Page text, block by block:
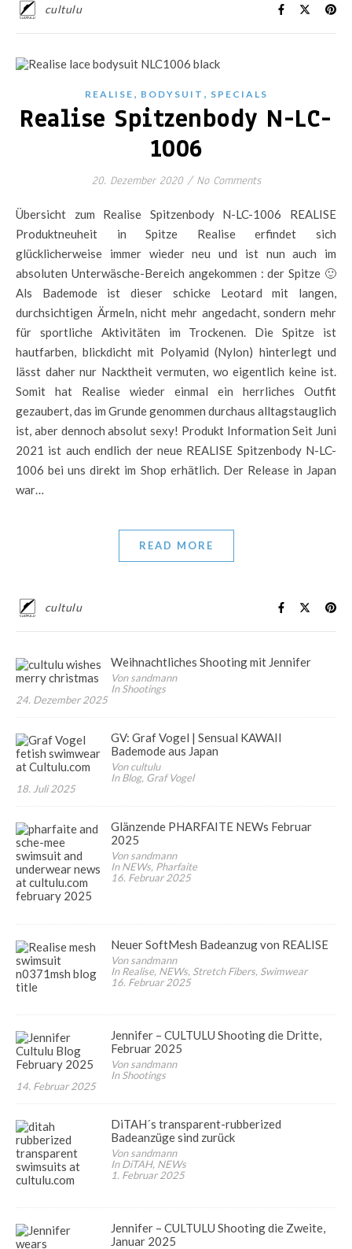
cultulu
REALISE , BODYSUIT , SPECIALS
Realise Spitzenbody N-LC-
1006
20. Dezember 2020 / No Comments
Übersicht zum Realise Spitzenbody N-LC-1006 REALISE
Produktneuheit in Spitze Realise erfindet sich
glücklicherweise immer wieder neu und ist nun auch im
absoluten Unterwäsche-Bereich angekommen : der Spitze 🙂
Als Bademode ist dieser schicke Leotard mit langen,
durchsichtigen Ärmeln, nicht mehr angedacht, sondern mehr
für sportliche Aktivitäten im Trockenen. Die Spitze ist
hautfarben, blickdicht mit Polyamid (Nylon) hinterlegt und
lässt daher nur Nacktheit vermuten, wo eigentlich keine ist.
Somit hat Realise wieder einmal ein herrliches Outfit
gezaubert, das im Grunde genommen durchaus alltagstauglich
ist, aber dennoch absolut sexy! Produkt Information Seit Juni
2021 ist auch endlich der neue REALISE Spitzenbody N-LC-
1006 bei uns direkt im Shop erhätlich. Der Release in Japan
war…
READ MORE
cultulu
Weihnachtliches Shooting mit Jennifer
Von sandmann
In Shootings
24. Dezember 2025
GV: Graf Vogel | Sensual KAWAII
Bademode aus Japan
Von cultulu
In Blog, Graf Vogel
18. Juli 2025
Glänzende PHARFAITE NEWs Februar
2025
Von sandmann
In NEWs, Pharfaite
16. Februar 2025
Neuer SoftMesh Badeanzug von REALISE
Von sandmann
In Realise, NEWs, Stretch Fibers, Swimwear
16. Februar 2025
Jennifer – CULTULU Shooting die Dritte,
Februar 2025
Von sandmann
In Shootings
14. Februar 2025
DiTAH´s transparent-rubberized
Badeanzüge sind zurück
Von sandmann
In DiTAH, NEWs
1. Februar 2025
Jennifer – CULTULU Shooting die Zweite,
Januar 2025